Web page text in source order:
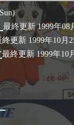
最終更新 1999年08
終更新 1999年10月
最終更新 1999年10